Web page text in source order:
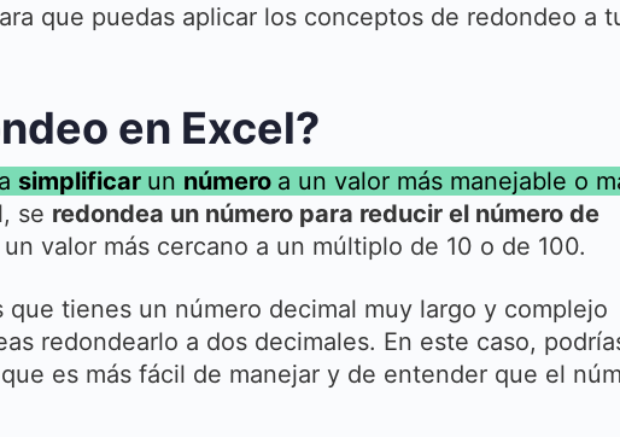
que puedas aplicar los conceptos de redondeo a
en Excel?
simplificar un número a un valor más manejable o
se redondea un número para reducir el número de
valor más cercano a un múltiplo de 10 o de 100.
que tienes un número decimal muy largo y complejo
redondearlo a dos decimales. En este caso,
es más fácil de manejar y de entender que el